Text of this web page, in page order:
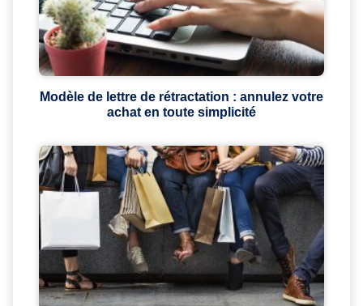
Modèle de lettre de rétractation : annulez votre
achat en toute simplicité